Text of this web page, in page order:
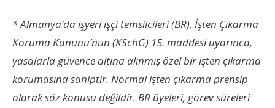
* Almanya’da işyeri işçi temsilcileri (BR), İşten Çıkarma
Koruma Kanunu’nun (KSchG) 15. maddesi uyarınca,
yasalarla güvence altına alınmış özel bir işten çıkarma
korumasına sahiptir. Normal işten çıkarma prensip
olarak söz konusu değildir. BR üyeleri, görev süreleri